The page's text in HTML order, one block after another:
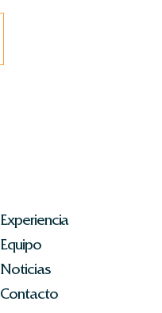
Experiencia
Equipo
Noticias
Contacto